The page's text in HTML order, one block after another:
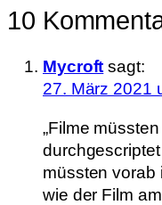
10
Mycroft sagt:
27. März 2021
„Filme
müssten vorab
wie der Film